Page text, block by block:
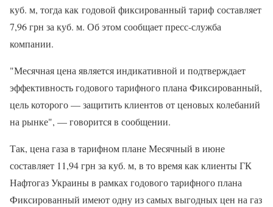
куб. м, тогда как годовой фиксированный тариф составляет
7,96 грн за куб. м. Об этом сообщает пресс-служба
компании.
"Месячная цена является индикативной и подтверждает
эффективность годового тарифного плана Фиксированный,
цель которого — защитить клиентов от ценовых колебаний
на рынке", — говорится в сообщении.
Так, цена газа в тарифном плане Месячный в июне
составляет 11,94 грн за куб. м, в то время как клиенты ГК
Нафтогаз Украины в рамках годового тарифного плана
Фиксированный имеют одну из самых выгодных цен на газ